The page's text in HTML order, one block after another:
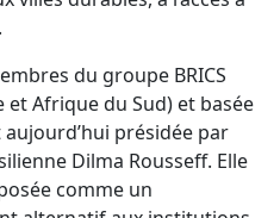
du groupe BRICS
et Afrique du Sud) et basée
présidée par
Dilma Rousseff. Elle
comme un